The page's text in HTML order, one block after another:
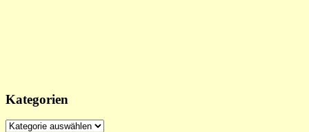
Kategorien
Kategorien